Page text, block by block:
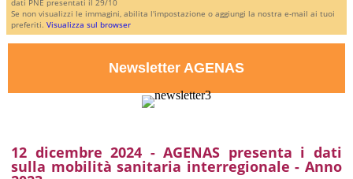
dati PNE presentati il 29/10
Se non visualizzi le immagini, abilita l'impostazione o aggiungi la nostra e-mail ai tuoi
preferiti. Visualizza sul browser
Newsletter AGENAS
12 dicembre 2024 - AGENAS presenta i dati
sulla mobilità sanitaria interregionale - Anno